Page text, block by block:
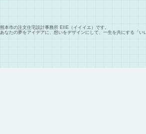
熊本市の注文住宅設計事務所 EIIE（イイイエ）です。
あなたの夢をアイデアに、想いをデザインにして、一生を共にする「い